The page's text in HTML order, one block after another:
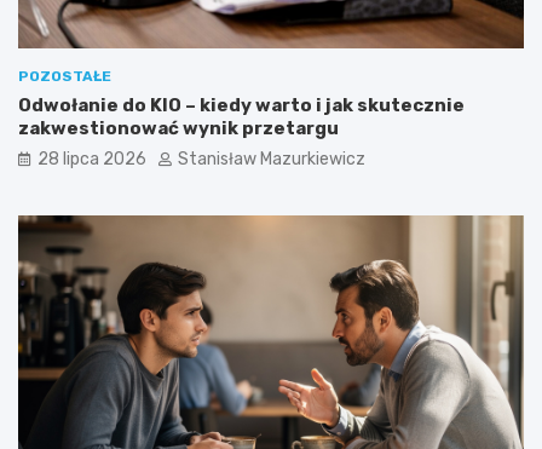
POZOSTAŁE
Odwołanie do KIO – kiedy warto i jak skutecznie
zakwestionować wynik przetargu
28 lipca 2026 Stanisław Mazurkiewicz